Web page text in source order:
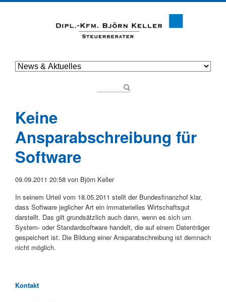
Keine
Ansparabschreibung für
Software
09.09.2011 20:58von Björn Keller
In seinem Urteil vom 18.05.2011 stellt der Bundesfinanzhof klar,
dass Software jeglicher Art ein immaterielles Wirtschaftsgut
darstellt. Das gilt grundsätzlich auch dann, wenn es sich um
System- oder Standardsoftware handelt, die auf einem Datenträger
gespeichert ist. Die Bildung einer Ansparabschreibung ist demnach
nicht möglich.
Kontakt